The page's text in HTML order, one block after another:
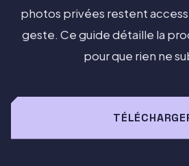
photos privées restent
geste. Ce guide détaille la
pour que rien ne